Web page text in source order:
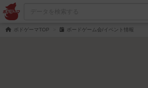
ボドゲーマTOP ボードゲーム会/イベント情報